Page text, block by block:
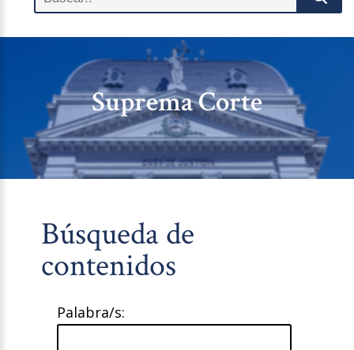
Suprema Corte
Búsqueda de
contenidos
Palabra/s: